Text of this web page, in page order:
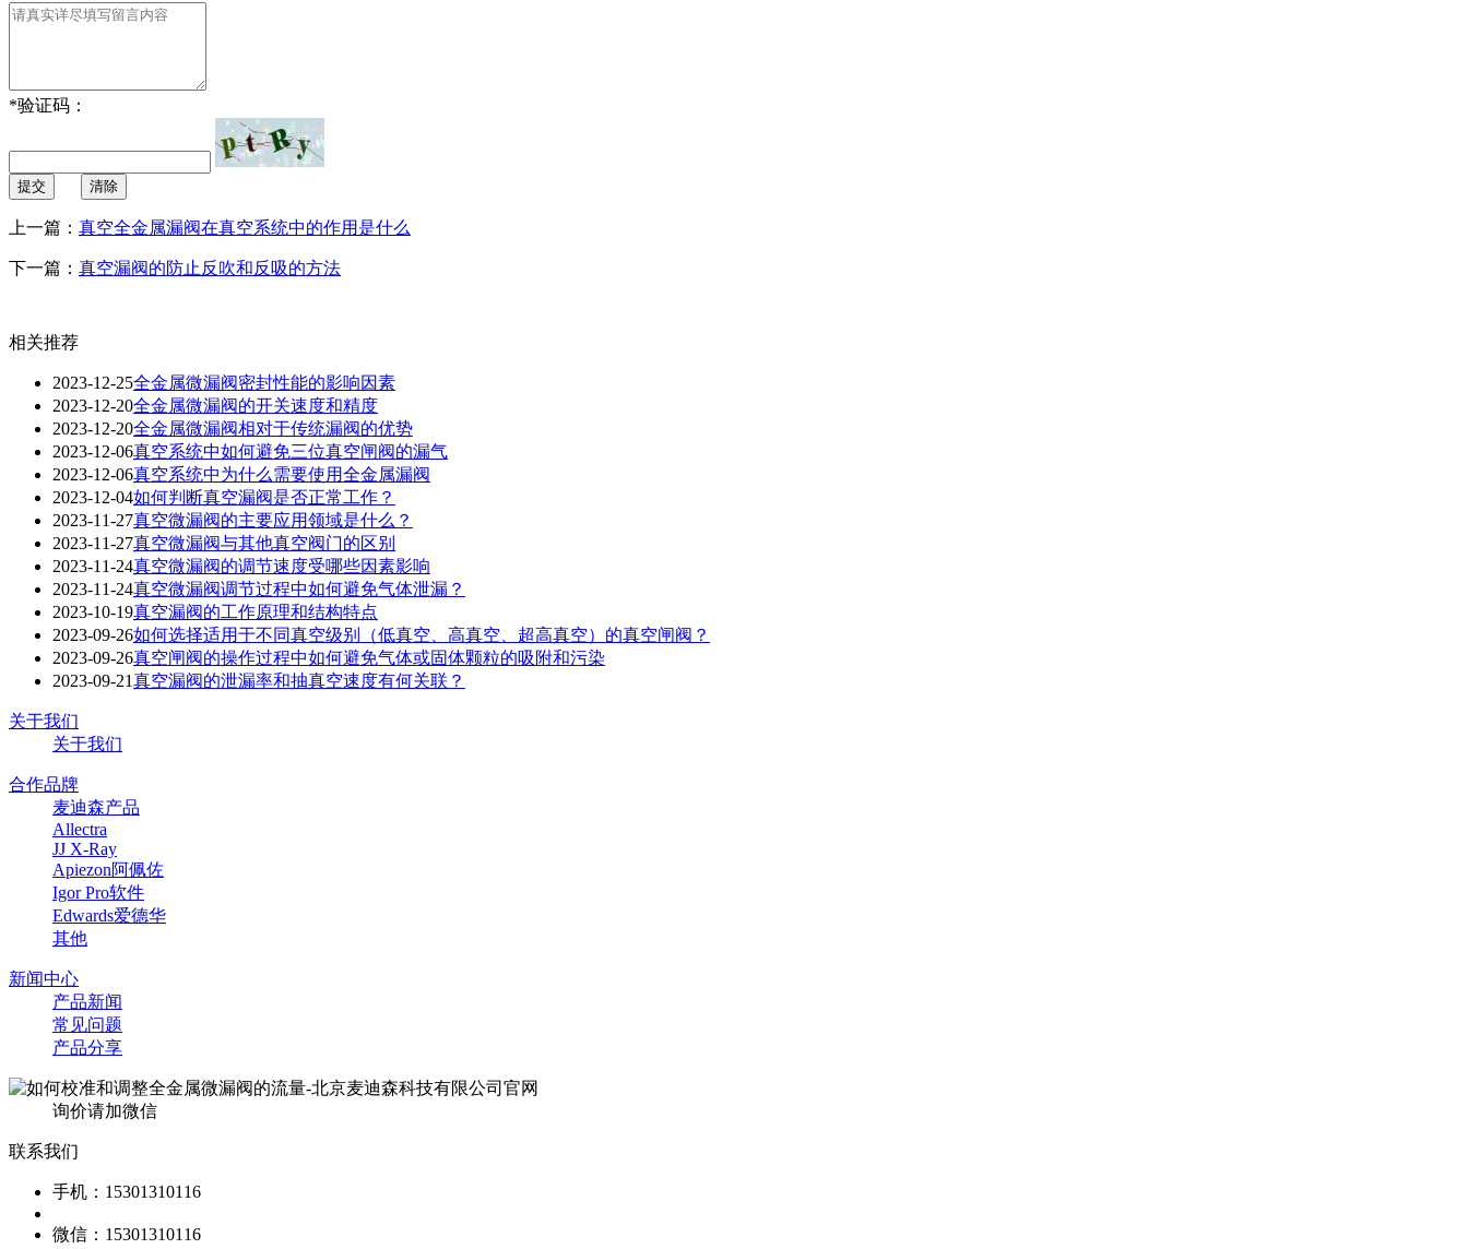
*验证码：
提交 清除
上一篇： 真空全金属漏阀在真空系统中的作用是什么
下一篇： 真空漏阀的防止反吹和反吸的方法
相关推荐
2023-12-25全金属微漏阀密封性能的影响因素
2023-12-20全金属微漏阀的开关速度和精度
2023-12-20全金属微漏阀相对于传统漏阀的优势
2023-12-06真空系统中如何避免三位真空闸阀的漏气
2023-12-06真空系统中为什么需要使用全金属漏阀
2023-12-04如何判断真空漏阀是否正常工作？
2023-11-27真空微漏阀的主要应用领域是什么？
2023-11-27真空微漏阀与其他真空阀门的区别
2023-11-24真空微漏阀的调节速度受哪些因素影响
2023-11-24真空微漏阀调节过程中如何避免气体泄漏？
2023-10-19真空漏阀的工作原理和结构特点
2023-09-26如何选择适用于不同真空级别（低真空、高真空、超高真空）的真空闸阀？
2023-09-26真空闸阀的操作过程中如何避免气体或固体颗粒的吸附和污染
2023-09-21真空漏阀的泄漏率和抽真空速度有何关联？
关于我们
关于我们
合作品牌
麦迪森产品
Allectra
JJ X-Ray
Apiezon阿佩佐
Igor Pro软件
Edwards爱德华
其他
新闻中心
产品新闻
常见问题
产品分享
询价请加微信
联系我们
手机：15301310116
微信：15301310116